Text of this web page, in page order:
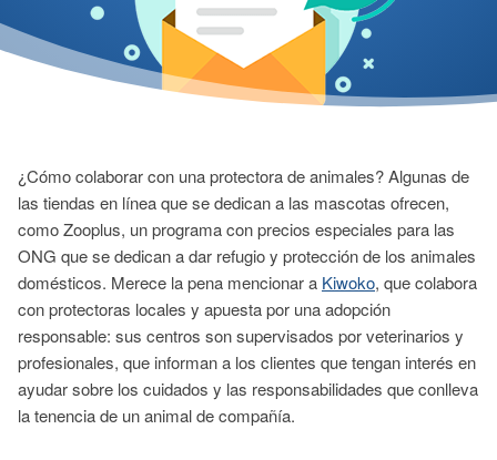
¿Cómo colaborar con una protectora de animales? Algunas de
las tiendas en línea que se dedican a las mascotas ofrecen,
como Zooplus, un programa con precios especiales para las
ONG que se dedican a dar refugio y protección de los animales
domésticos. Merece la pena mencionar a Kiwoko, que colabora
con protectoras locales y apuesta por una adopción
responsable: sus centros son supervisados por veterinarios y
profesionales, que informan a los clientes que tengan interés en
ayudar sobre los cuidados y las responsabilidades que conlleva
la tenencia de un animal de compañía.